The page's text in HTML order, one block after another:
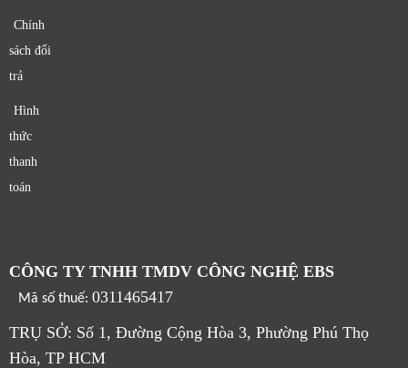
CÔNG TY TNHH TMDV CÔNG NGHỆ EBS
Mã số thuế: 0311465417
TRỤ SỞ: Số 1, Đường Cộng Hòa 3, Phường Phú Thọ
Hòa, TP HCM
Chính
sách đổi
trả
Hình
thức
thanh
toán